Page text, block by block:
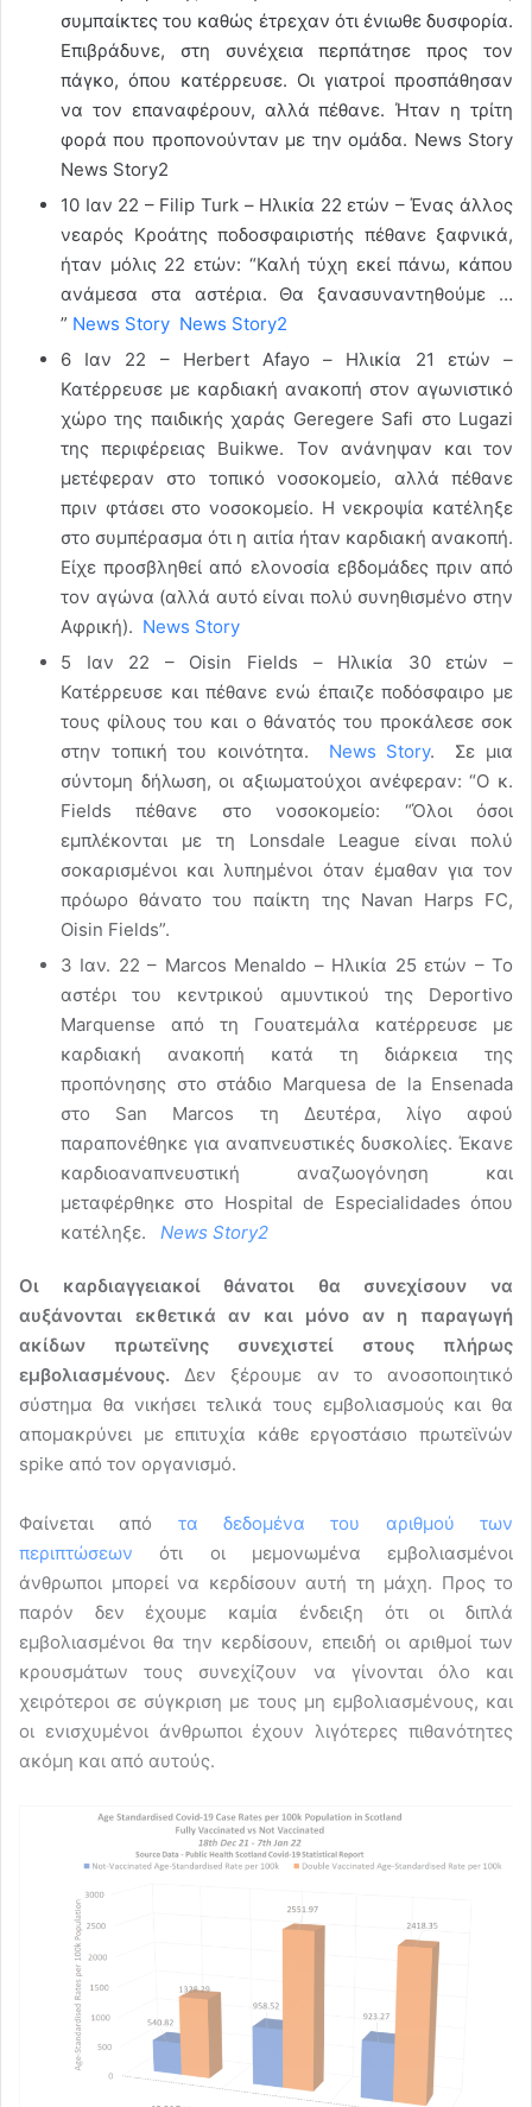
συμπαίκτες του καθώς έτρεχαν ότι ένιωθε δυσφορία.
Επιβράδυνε, στη συνέχεια περπάτησε προς τον
πάγκο, όπου κατέρρευσε. Οι γιατροί προσπάθησαν
να τον επαναφέρουν, αλλά πέθανε. Ήταν η τρίτη
φορά που προπονούνταν με την ομάδα. News Story
News Story2
10 Ιαν 22 – Filip Turk – Ηλικία 22 ετών – Ένας άλλος
νεαρός Κροάτης ποδοσφαιριστής πέθανε ξαφνικά,
ήταν μόλις 22 ετών: “Καλή τύχη εκεί πάνω, κάπου
ανάμεσα στα αστέρια. Θα ξανασυναντηθούμε …
” News Story News Story2
6 Ιαν 22 – Herbert Afayo – Ηλικία 21 ετών –
Κατέρρευσε με καρδιακή ανακοπή στον αγωνιστικό
χώρο της παιδικής χαράς Geregere Safi στο Lugazi
της περιφέρειας Buikwe. Τον ανάνηψαν και τον
μετέφεραν στο τοπικό νοσοκομείο, αλλά πέθανε
πριν φτάσει στο νοσοκομείο. Η νεκροψία κατέληξε
στο συμπέρασμα ότι η αιτία ήταν καρδιακή ανακοπή.
Είχε προσβληθεί από ελονοσία εβδομάδες πριν από
τον αγώνα (αλλά αυτό είναι πολύ συνηθισμένο στην
Αφρική). News Story
5 Ιαν 22 – Oisin Fields – Ηλικία 30 ετών –
Κατέρρευσε και πέθανε ενώ έπαιζε ποδόσφαιρο με
τους φίλους του και ο θάνατός του προκάλεσε σοκ
στην τοπική του κοινότητα. News Story. Σε μια
σύντομη δήλωση, οι αξιωματούχοι ανέφεραν: “Ο κ.
Fields πέθανε στο νοσοκομείο: “Όλοι όσοι
εμπλέκονται με τη Lonsdale League είναι πολύ
σοκαρισμένοι και λυπημένοι όταν έμαθαν για τον
πρόωρο θάνατο του παίκτη της Navan Harps FC,
Oisin Fields”.
3 Ιαν. 22 – Marcos Menaldo – Ηλικία 25 ετών – Το
αστέρι του κεντρικού αμυντικού της Deportivo
Marquense από τη Γουατεμάλα κατέρρευσε με
καρδιακή ανακοπή κατά τη διάρκεια της
προπόνησης στο στάδιο Marquesa de la Ensenada
στο San Marcos τη Δευτέρα, λίγο αφού
παραπονέθηκε για αναπνευστικές δυσκολίες. Έκανε
καρδιοαναπνευστική αναζωογόνηση και
μεταφέρθηκε στο Hospital de Especialidades όπου
κατέληξε. News Story2
Οι καρδιαγγειακοί θάνατοι θα συνεχίσουν να
αυξάνονται εκθετικά αν και μόνο αν η παραγωγή
ακίδων πρωτεϊνης συνεχιστεί στους πλήρως
εμβολιασμένους.Δεν ξέρουμε αν το ανοσοποιητικό
σύστημα θα νικήσει τελικά τους εμβολιασμούς και θα
απομακρύνει με επιτυχία κάθε εργοστάσιο πρωτεϊνών
spike από τον οργανισμό.
Φαίνεται από τα δεδομένα του αριθμού των
περιπτώσεων ότι οι μεμονωμένα εμβολιασμένοι
άνθρωποι μπορεί να κερδίσουν αυτή τη μάχη. Προς το
παρόν δεν έχουμε καμία ένδειξη ότι οι διπλά
εμβολιασμένοι θα την κερδίσουν, επειδή οι αριθμοί των
κρουσμάτων τους συνεχίζουν να γίνονται όλο και
χειρότεροι σε σύγκριση με τους μη εμβολιασμένους, και
οι ενισχυμένοι άνθρωποι έχουν λιγότερες πιθανότητες
ακόμη και από αυτούς.